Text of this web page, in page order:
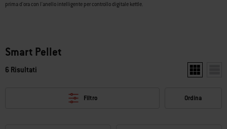
prima d'ora con l'anello intelligente per controllo digitale kettle.
Smart Pellet
6 Risultati Mostra due
Filtro Ordina